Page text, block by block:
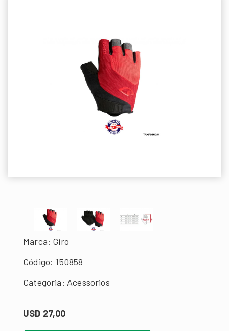
Marca: Giro
Código: 150858
Categoria: Acessorios
USD 27,00